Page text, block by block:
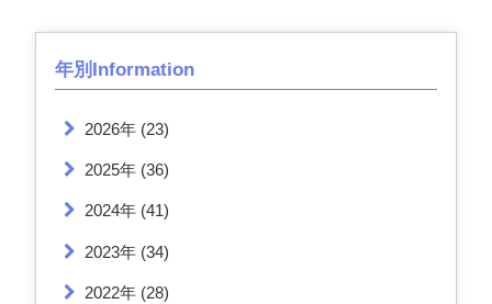
年別Information
2026年(23)
2025年(36)
2024年(41)
2023年(34)
2022年(28)